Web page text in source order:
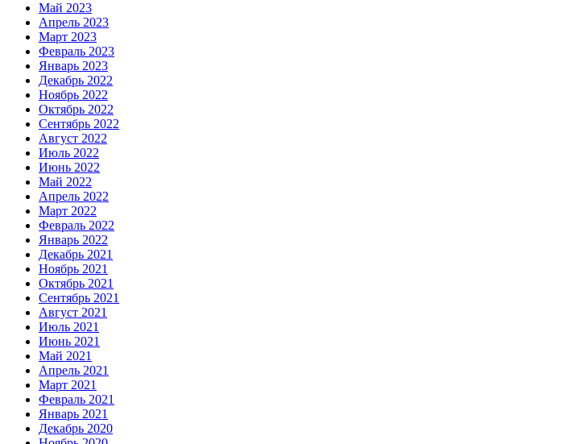
Май 2023
Апрель 2023
Март 2023
Февраль 2023
Январь 2023
Декабрь 2022
Ноябрь 2022
Октябрь 2022
Сентябрь 2022
Август 2022
Июль 2022
Июнь 2022
Май 2022
Апрель 2022
Март 2022
Февраль 2022
Январь 2022
Декабрь 2021
Ноябрь 2021
Октябрь 2021
Сентябрь 2021
Август 2021
Июль 2021
Июнь 2021
Май 2021
Апрель 2021
Март 2021
Февраль 2021
Январь 2021
Декабрь 2020